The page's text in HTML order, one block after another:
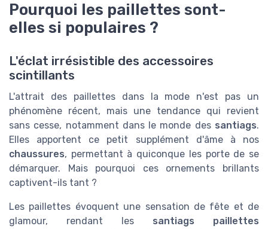
Pourquoi les paillettes sont-
elles si populaires ?
L'éclat irrésistible des accessoires
scintillants
L'attrait des paillettes dans la mode n'est pas un
phénomène récent, mais une tendance qui revient
sans cesse, notamment dans le monde des santiags.
Elles apportent ce petit supplément d'âme à nos
chaussures, permettant à quiconque les porte de se
démarquer. Mais pourquoi ces ornements brillants
captivent-ils tant ?
Les paillettes évoquent une sensation de fête et de
glamour, rendant les santiags paillettes